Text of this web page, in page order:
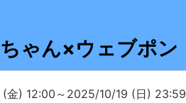
ゃん×ウェブポン
金) 12:00～2025/10/19 (日) 23:59